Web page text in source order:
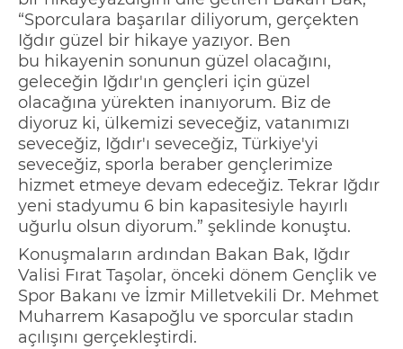
“Sporculara başarılar diliyorum, gerçekten
Iğdır güzel bir hikaye yazıyor. Ben
bu hikayenin sonunun güzel olacağını,
geleceğin Iğdır'ın gençleri için güzel
olacağına yürekten inanıyorum. Biz de
diyoruz ki, ülkemizi seveceğiz, vatanımızı
seveceğiz, Iğdır'ı seveceğiz, Türkiye'yi
seveceğiz, sporla beraber gençlerimize
hizmet etmeye devam edeceğiz. Tekrar Iğdır
yeni stadyumu 6 bin kapasitesiyl e hayırlı
uğurlu olsun diyorum.” şeklinde konuştu.
Konuşmaların ardından Bakan Bak, Iğdır
Valisi Fırat Taşolar, önceki dönem Gençlik ve
Spor Bakanı ve İzmir Milletvekili Dr. Mehmet
Muharrem Kasapoğlu ve sporcular stadın
açılışını gerçekleştirdi.